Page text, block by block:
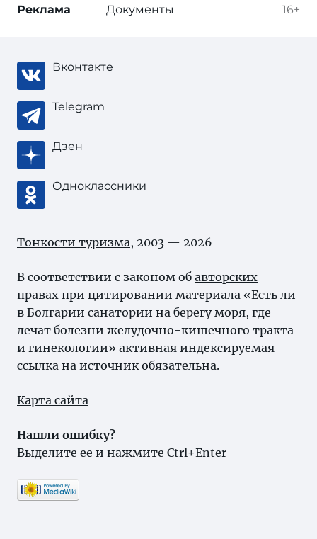
16+
Реклама Документы
Вконтакте
Telegram
Дзен
Одноклассники
Тонкости туризма, 2003 — 2026
В соответствии с законом об авторских
правах при цитировании материала «Есть ли
в Болгарии санатории на берегу моря, где
лечат болезни желудочно-кишечного тракта
и гинекологии» активная индексируемая
ссылка на источник обязательна.
Карта сайта
Нашли ошибку?
Выделите ее и нажмите Ctrl+Enter